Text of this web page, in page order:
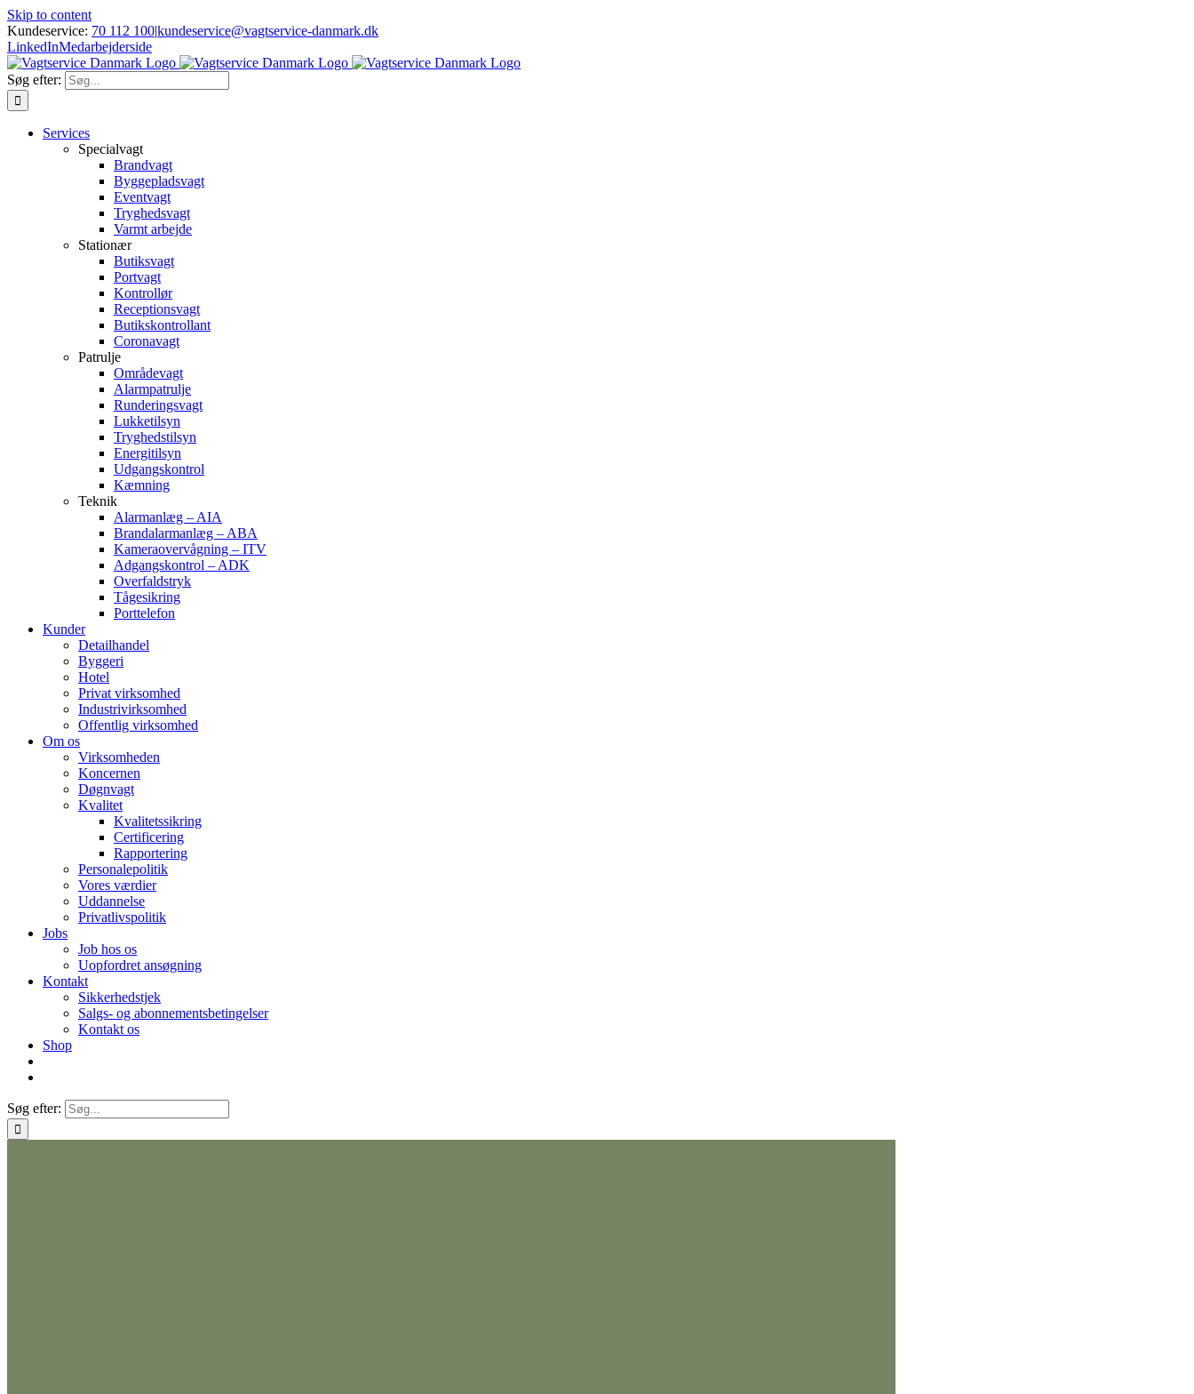
Skip to content
Kundeservice: 70 112 100|kundeservice@vagtservice-danmark.dk
LinkedInMedarbejderside
Søg efter:
Services
Specialvagt
Brandvagt
Byggepladsvagt
Eventvagt
Tryghedsvagt
Varmt arbejde
Stationær
Butiksvagt
Portvagt
Kontrollør
Receptionsvagt
Butikskontrollant
Coronavagt
Patrulje
Områdevagt
Alarmpatrulje
Runderingsvagt
Lukketilsyn
Tryghedstilsyn
Energitilsyn
Udgangskontrol
Kæmning
Teknik
Alarmanlæg – AIA
Brandalarmanlæg – ABA
Kameraovervågning – ITV
Adgangskontrol – ADK
Overfaldstryk
Tågesikring
Porttelefon
Kunder
Detailhandel
Byggeri
Hotel
Privat virksomhed
Industrivirksomhed
Offentlig virksomhed
Om os
Virksomheden
Koncernen
Døgnvagt
Kvalitet
Kvalitetssikring
Certificering
Rapportering
Personalepolitik
Vores værdier
Uddannelse
Privatlivspolitik
Jobs
Job hos os
Uopfordret ansøgning
Kontakt
Sikkerhedstjek
Salgs- og abonnementsbetingelser
Kontakt os
Shop
Søg efter: